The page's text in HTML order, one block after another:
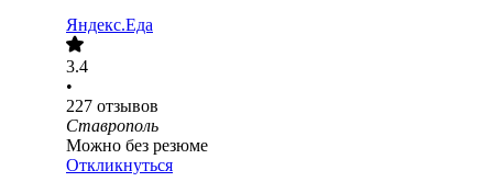
Яндекс.Еда
3.4
•
227 отзывов
Ставрополь
Можно без резюме
Откликнуться